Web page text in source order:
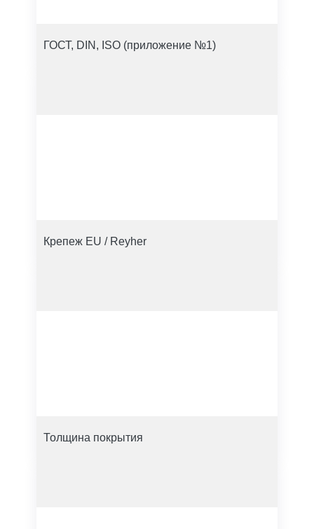
ГОСТ, DIN, ISO (приложение №1)
Крепеж EU / Reyher
Толщина покрытия